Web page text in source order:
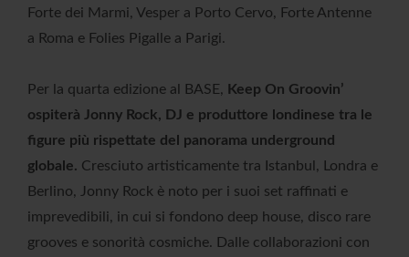
Forte dei Marmi, Vesper a Porto Cervo, Forte Antenne
a Roma e Folies Pigalle a Parigi.
Per la quarta edizione al BASE, Keep On Groovin’
ospiterà Jonny Rock, DJ e produttore londinese tra le
figure più rispettate del panorama underground
globale. Cresciuto artisticamente tra Istanbul, Londra e
Berlino, Jonny Rock è noto per i suoi set raffinati e
imprevedibili, in cui si fondono deep house, disco rare
grooves e sonorità cosmiche. Dalle collaborazioni con